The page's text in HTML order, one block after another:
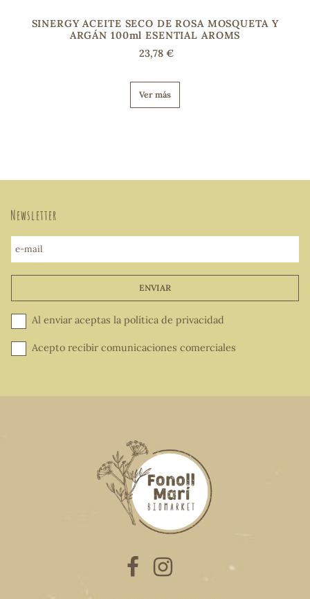
SINERGY ACEITE SECO DE ROSA MOSQUETA Y
ARGÁN 100ml ESENTIAL AROMS
23,78 €
Ver más
Newsletter
e-mail
ENVIAR
Al enviar aceptas la política de privacidad
Acepto recibir comunicaciones comerciales